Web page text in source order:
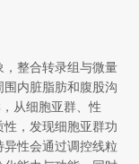
整合转录组与微量
内脏脂肪和腹股沟
从细胞亚群、性
，发现细胞亚群功
性会通过调控线粒